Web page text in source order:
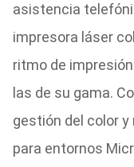
asistencia
impresora láser
ritmo de
las de su gama.
gestión del color
para entornos